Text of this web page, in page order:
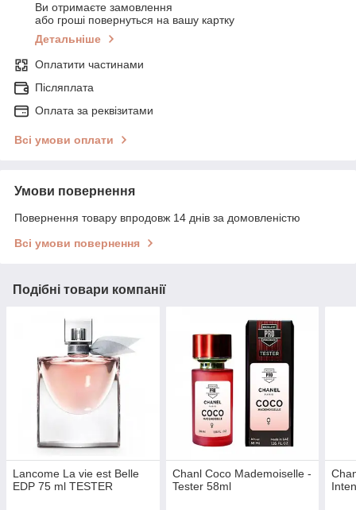
Ви отримаєте замовлення
або гроші повернуться на вашу картку
Детальніше
Оплатити частинами
Післяплата
Оплата за реквізитами
Всі умови оплати
Умови повернення
Повернення товару впродовж 14 днів за домовленістю
Всі умови повернення
Подібні товари компанії
Lancome La vie est Belle
EDP 75 ml TESTER
Chanl Coco Mademoiselle -
Tester 58ml